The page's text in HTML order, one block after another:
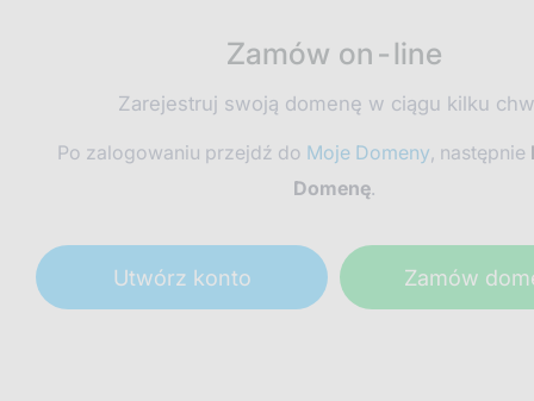
Zamów on-line
Zarejestruj swoją domenę w ciągu kilku
Po zalogowaniu przejdź do Moje Domeny, następnie
Domenę.
Utwórz konto Zamów